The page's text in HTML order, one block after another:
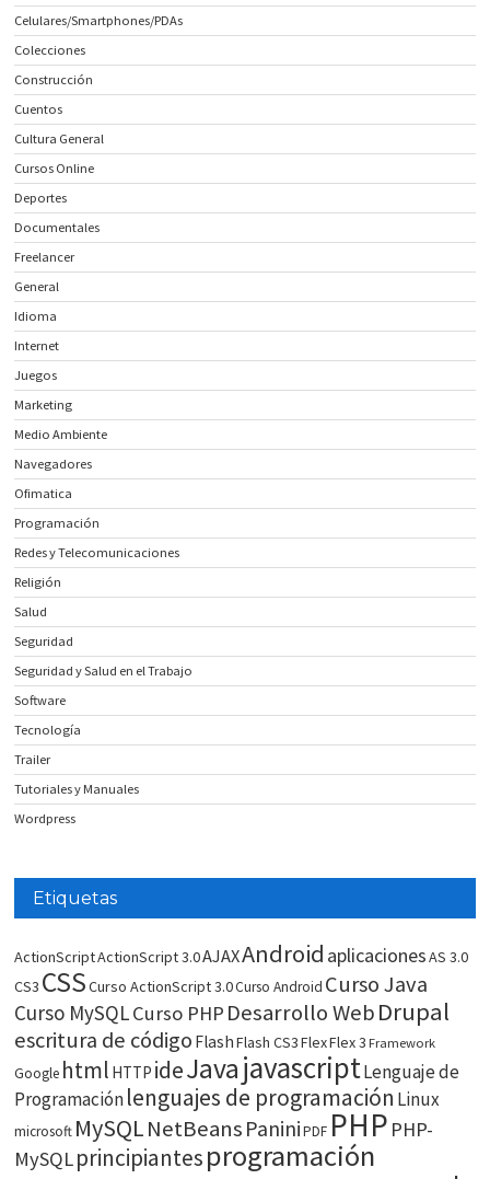
Celulares/Smartphones/PDAs
Colecciones
Construcción
Cuentos
Cultura General
Cursos Online
Deportes
Documentales
Freelancer
General
Idioma
Internet
Juegos
Marketing
Medio Ambiente
Navegadores
Ofimatica
Programación
Redes y Telecomunicaciones
Religión
Salud
Seguridad
Seguridad y Salud en el Trabajo
Software
Tecnología
Trailer
Tutoriales y Manuales
Wordpress
Etiquetas
ActionScriptActionScript 3.0AJAXAndroid aplicacionesAS 3.0
CS3 CSSCurso ActionScript 3.0Curso Android Curso Java
Curso MySQLCurso PHP Desarrollo WebDrupal
escritura de código FlashFlash CS3FlexFlex 3 Framework
Google html HTTP ideJavajavascriptLenguaje de
Programaciónlenguajes de programación Linux
microsoft MySQLNetBeans Panini PDF PHP PHP-
MySQLprincipiantesprogramación